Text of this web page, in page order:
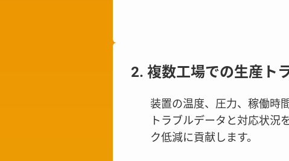
2. 複数工場での生産ト
装置の温度、圧力、稼働時
トラブルデータと対応状況
ク低減に貢献します。